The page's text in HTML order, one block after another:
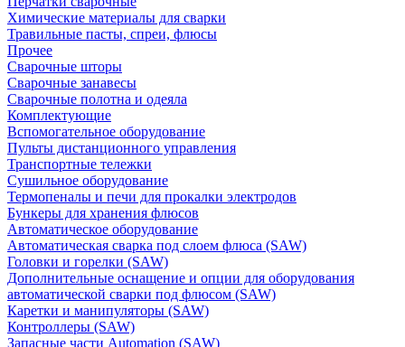
Химические материалы для сварки
Травильные пасты, спреи, флюсы
Прочее
Сварочные шторы
Сварочные занавесы
Сварочные полотна и одеяла
Комплектующие
Вспомогательное оборудование
Пульты дистанционного управления
Транспортные тележки
Сушильное оборудование
Термопеналы и печи для прокалки электродов
Бункеры для хранения флюсов
Автоматическое оборудование
Автоматическая сварка под слоем флюса (SAW)
Головки и горелки (SAW)
Дополнительные оснащение и опции для оборудования
автоматической сварки под флюсом (SAW)
Каретки и манипуляторы (SAW)
Контроллеры (SAW)
Запасные части Automation (SAW)